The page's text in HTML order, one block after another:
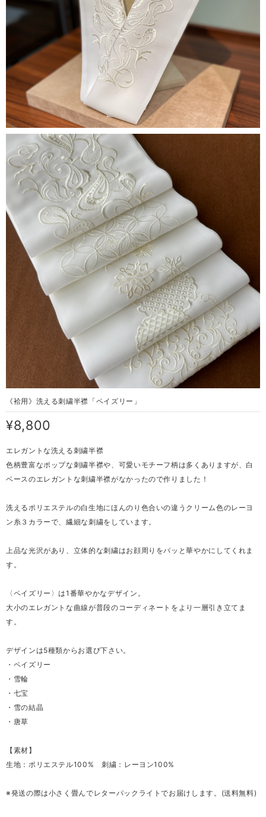
《袷用》洗える刺繍半襟「ペイズリー」
¥8,800
エレガントな洗える刺繍半襟
色柄豊富なポップな刺繍半襟や、可愛いモチーフ柄は多くありますが、白
ベースのエレガントな刺繍半襟がなかったので作りました！
洗えるポリエステルの白生地にほんのり色合いの違うクリーム色のレーヨ
ン糸３カラーで、繊細な刺繍をしています。
上品な光沢があり、立体的な刺繍はお顔周りをパッと華やかにしてくれま
す。
〈ペイズリー〉は1番華やかなデザイン。
大小のエレガントな曲線が普段のコーディネートをより一層引き立てま
す。
デザインは5種類からお選び下さい。
・ペイズリー
・雪輪
・七宝
・雪の結晶
・唐草
【素材】
生地：ポリエステル100% 刺繍：レーヨン100%
※発送の際は小さく畳んでレターパックライトでお届けします。(送料無料)